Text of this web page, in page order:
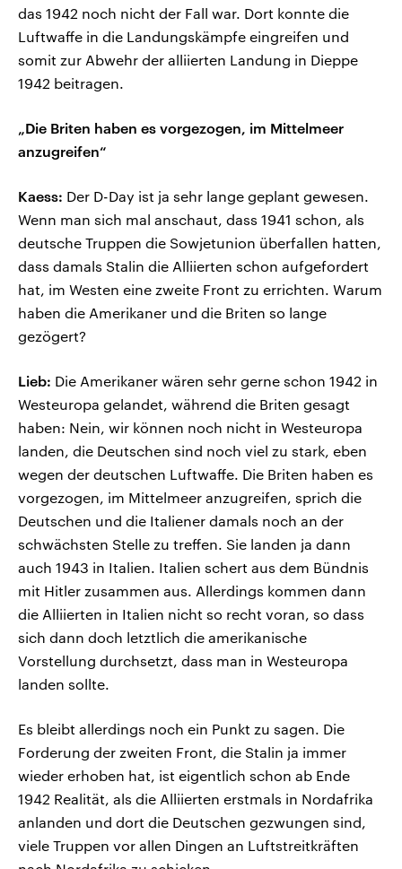
das 1942 noch nicht der Fall war. Dort konnte die
Luftwaffe in die Landungskämpfe eingreifen und
somit zur Abwehr der alliierten Landung in Dieppe
1942 beitragen.
„Die Briten haben es vorgezogen, im Mittelmeer
anzugreifen“
Kaess: Der D-Day ist ja sehr lange geplant gewesen.
Wenn man sich mal anschaut, dass 1941 schon, als
deutsche Truppen die Sowjetunion überfallen hatten,
dass damals Stalin die Alliierten schon aufgefordert
hat, im Westen eine zweite Front zu errichten. Warum
haben die Amerikaner und die Briten so lange
gezögert?
Lieb: Die Amerikaner wären sehr gerne schon 1942 in
Westeuropa gelandet, während die Briten gesagt
haben: Nein, wir können noch nicht in Westeuropa
landen, die Deutschen sind noch viel zu stark, eben
wegen der deutschen Luftwaffe. Die Briten haben es
vorgezogen, im Mittelmeer anzugreifen, sprich die
Deutschen und die Italiener damals noch an der
schwächsten Stelle zu treffen. Sie landen ja dann
auch 1943 in Italien. Italien schert aus dem Bündnis
mit Hitler zusammen aus. Allerdings kommen dann
die Alliierten in Italien nicht so recht voran, so dass
sich dann doch letztlich die amerikanische
Vorstellung durchsetzt, dass man in Westeuropa
landen sollte.
Es bleibt allerdings noch ein Punkt zu sagen. Die
Forderung der zweiten Front, die Stalin ja immer
wieder erhoben hat, ist eigentlich schon ab Ende
1942 Realität, als die Alliierten erstmals in Nordafrika
anlanden und dort die Deutschen gezwungen sind,
viele Truppen vor allen Dingen an Luftstreitkräften